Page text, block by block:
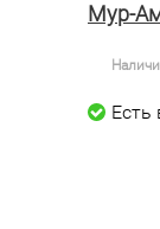
Мур-
Есть